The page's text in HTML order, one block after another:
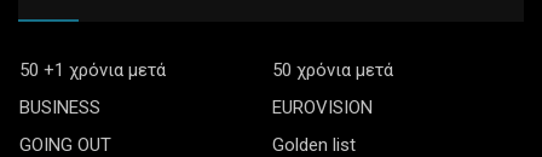
50 +1 χρόνια μετά
50 χρόνια μετά
BUSINESS
EUROVISION
GOING OUT
Golden list